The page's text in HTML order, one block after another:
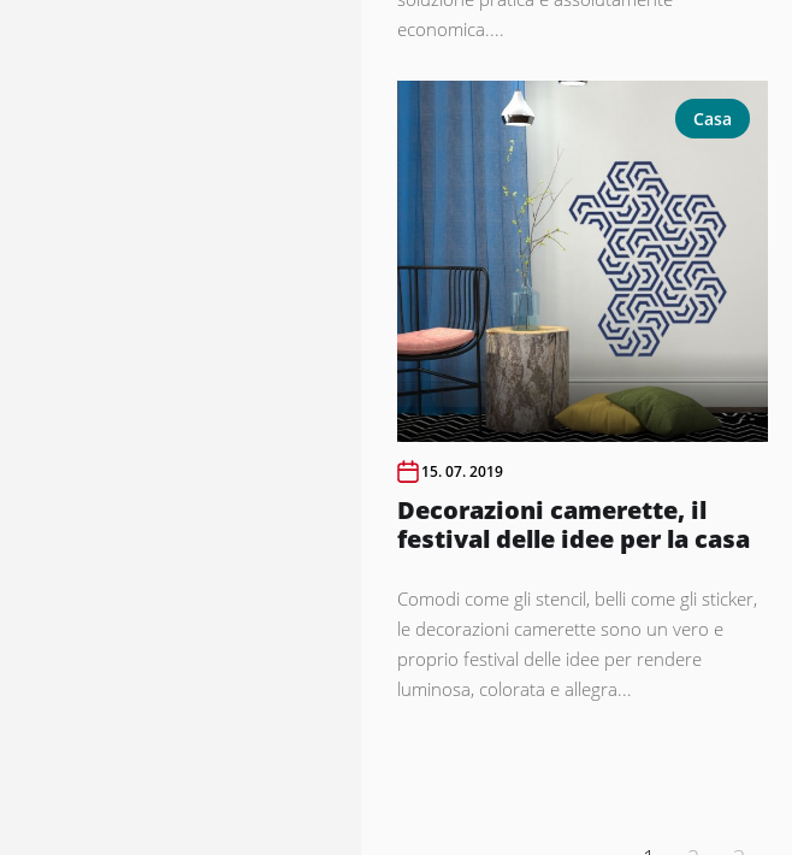
economica....
Casa
15. 07. 2019
Decorazioni camerette, il
festival delle idee per la casa
Comodi come gli stencil, belli come gli sticker,
le decorazioni camerette sono un vero e
proprio festival delle idee per rendere
luminosa, colorata e allegra...